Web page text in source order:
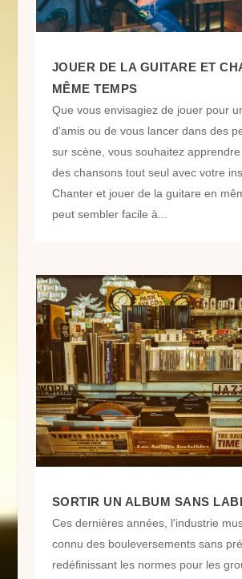
JOUER DE LA GUITARE ET
MÊME TEMPS
Que vous envisagiez de jouer pour
d'amis ou de vous lancer dans des
sur scène, vous souhaitez
des chansons tout seul avec votre
Chanter et jouer de la guitare en
peut sembler facile à...
SORTIR UN ALBUM SANS
Ces dernières années, l'industrie
connu des bouleversements sans
redéfinissant les normes pour les